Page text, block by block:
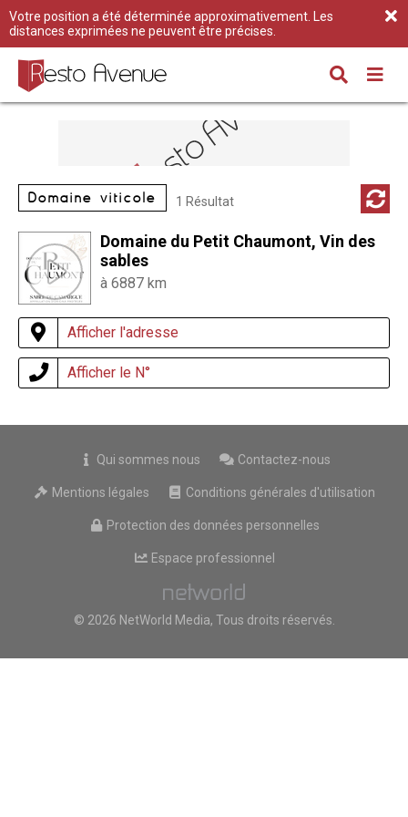
Votre position a été déterminée approximativement. Les
distances exprimées ne peuvent être précises.
Domaine viticole 1 Résultat
Domaine du Petit Chaumont, Vin des
sables
à 6887 km
Afficher l'adresse
Afficher le N°
Qui sommes nous Contactez-nous
Mentions légales Conditions générales d'utilisation
Protection des données personnelles
Espace professionnel
© 2026 NetWorld Media, Tous droits réservés.